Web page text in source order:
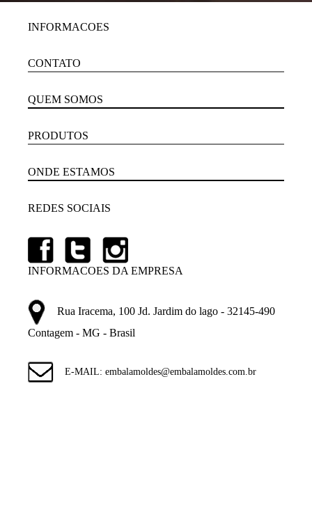
INFORMACOES
CONTATO
QUEM SOMOS
PRODUTOS
ONDE ESTAMOS
REDES SOCIAIS
INFORMACOES DA EMPRESA
Rua Iracema, 100 Jd. Jardim do lago - 32145-490
Contagem - MG - Brasil
E-MAIL: embalamoldes@embalamoldes.com.br